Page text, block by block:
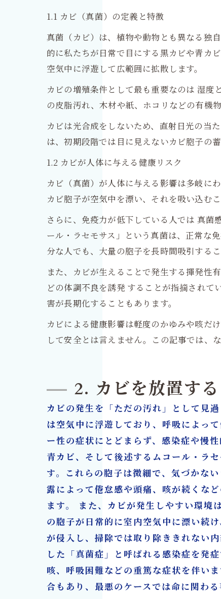
1.1 カビ（真菌）の定義と特徴
真菌（カビ）は、植物や動物とも異なる独
的に私たちが日常で目にする黒カビや青カ
空気中に浮遊して広範囲に拡散します。
カビの増殖条件として最も重要なのは 湿
の皮脂汚れ、木材や紙、ホコリなどの有機
カビは光合成をしないため、直射日光の当
は、初期段階では目に見えないカビ胞子の
1.2 カビが人体に与える健康リスク
カビ（真菌）が人体に与える影響は多岐に
カビ胞子が空気中を漂い、それを吸い込む
さらに、免疫力が低下している人では 真菌
ール・ラセモサス」という真菌は、正常な
分な人でも、大量の胞子を長時間吸引する
また、カビが生えることで発生する揮発性
どの体調不良を誘発 することが指摘され
害が長期化することもあります。
カビによる健康影響は軽度のかゆみや咳だ
して安全とは言えません。この記事では、
2. カビを放置す
カビの発生を「ただの汚れ」として見
は空気中に浮遊しており、呼吸によっ
ー性の症状にとどまらず、感染症や慢
青カビ、そして後述するムコール・ラ
す。これらの胞子は微細で、気づかな
露によって倦怠感や頭痛、咳が続くな
ます。 また、カビが発生しやすい環境
の胞子が日常的に室内空気中に漂い続
が侵入し、掃除では取り除ききれない
した「真菌症」と呼ばれる感染症を発
咳、呼吸困難などの重篤な症状を伴い
合もあり、最悪のケースでは命に関わる